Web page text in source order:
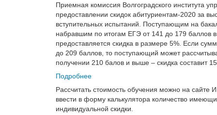
Приемная комиссия Волгоградского института
предоставлении скидок абитуриентам-2020 за
вступительных испытаний. Поступающим на
набравшим по итогам ЕГЭ от 141 до 179 баллов
предоставляется скидка в размере 5%. Если
до 209 баллов, то поступающий может
получении 210 балов и выше – скидка составит
Подробнее
Рассчитать стоимость обучения можно на сайте
ввести в форму калькулятора количество
индивидуальной скидки.